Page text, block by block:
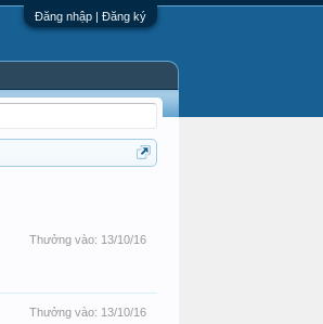
Đăng nhập | Đăng ký
Thưởng vào: 13/10/16
Thưởng vào: 13/10/16